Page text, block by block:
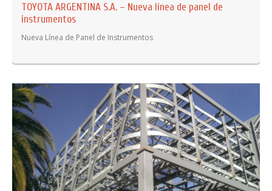
TOYOTA ARGENTINA S.A. – Nueva línea de panel de
instrumentos
Nueva Línea de Panel de Instrumentos